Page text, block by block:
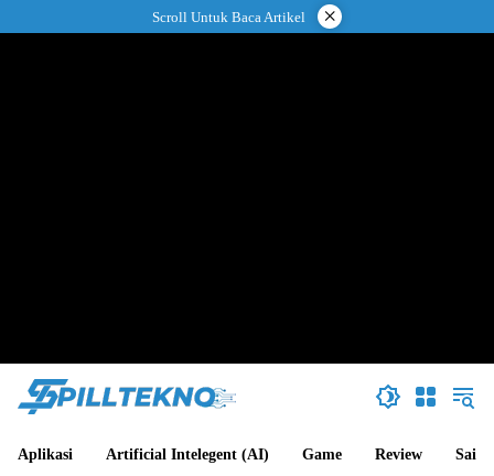
ke
Scroll Untuk Baca Artikel ×
Aplikasi Artificial Intelegent (AI) Game Review Sains